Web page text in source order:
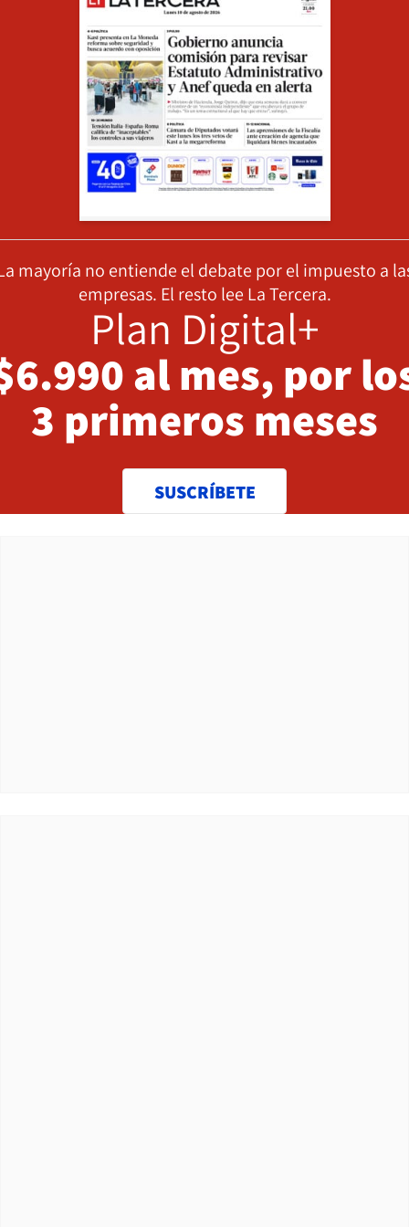
mayoría no entiende el debate por el impuesto a
empresas. El resto lee La Tercera.
Plan Digital+
al mes, por
3 primeros meses
SUSCRÍBETE